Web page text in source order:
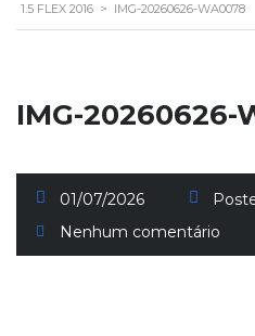
1.5 FLEX 2016 > IMG-20260626-WA0078
IMG-20260626-
01/07/2026
Nenhum comentário